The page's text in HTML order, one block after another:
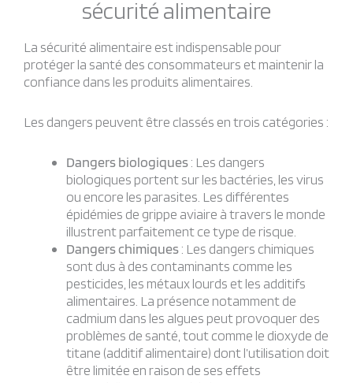
sécurité alimentaire
La sécurité alimentaire est indispensable pour
protéger la santé des consommateurs et maintenir la
confiance dans les produits alimentaires.
Les dangers peuvent être classés en trois catégories :
Dangers biologiques: Les dangers
biologiques portent sur les bactéries, les virus
ou encore les parasites. Les différentes
épidémies de grippe aviaire à travers le monde
illustrent parfaitement ce type de risque.
Dangers chimiques: Les dangers chimiques
sont dus à des contaminants comme les
pesticides, les métaux lourds et les additifs
alimentaires. La présence notamment de
cadmium dans les algues peut provoquer des
problèmes de santé, tout comme le dioxyde de
titane (additif alimentaire) dont l’utilisation doit
être limitée en raison de ses effets